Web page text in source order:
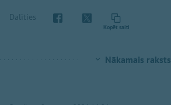
Dalīties
Kopēt saiti
Nākamais raksts